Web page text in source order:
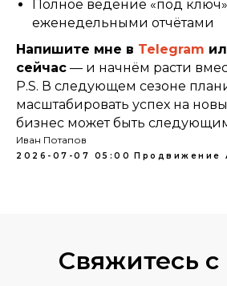
Полное ведение «под
еженедельными отчётами
Напишите мне в Telegram
сейчас — и начнём расти
P.S. В следующем сезоне
масштабировать успех на
бизнес может быть
Иван Потапов
2026-07-07 05:00 Продвижение
Свяжитесь